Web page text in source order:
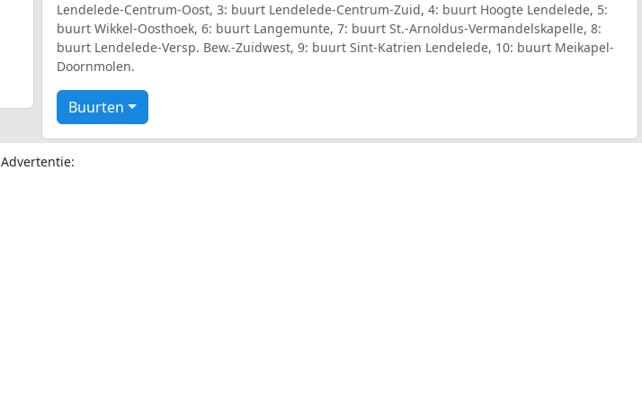
Lendelede-Centrum-Oost, 3: buurt Lendelede-Centrum-Zuid, 4: buurt Hoogte Lendelede, 5:
buurt Wikkel-Oosthoek, 6: buurt Langemunte, 7: buurt St.-Arnoldus-Vermandelskapelle, 8:
buurt Lendelede-Versp. Bew.-Zuidwest, 9: buurt Sint-Katrien Lendelede, 10: buurt Meikapel-
Doornmolen.
Buurten
Advertentie: